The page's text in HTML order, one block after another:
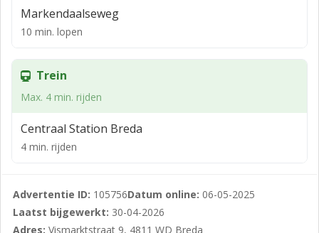
Opleveringsniveau: Casco
Huurprijs: € 2.619,- per maand
Betalingen: Per maand
Waarborgsom:
3 maanden huur voor eenmanszaak/VOF
6 maanden huur voor BV
Hoofdfunctie: Horeca
Markendaalseweg
10 min. lopen
Trein
Max. 4 min. rijden
Centraal Station Breda
4 min. rijden
Advertentie ID: 105756Datum online: 06-05-2025
Laatst bijgewerkt: 30-04-2026
Adres: Vismarktstraat 9, 4811 WD Breda